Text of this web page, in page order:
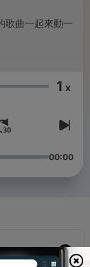
歌曲一起來動一
1 x
00:00